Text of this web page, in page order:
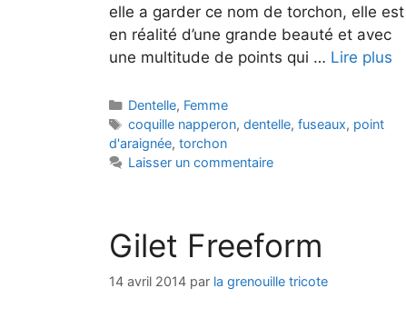
elle a garder ce nom de torchon, elle est
en réalité d’une grande beauté et avec
une multitude de points qui … Lire plus
Catégories
Dentelle, Femme
Étiquettes
coquille napperon,dentelle,fuseaux, point
d'araignée, torchon
Laisser un commentaire
Gilet Freeform
14 avril 2014 par la grenouille tricote